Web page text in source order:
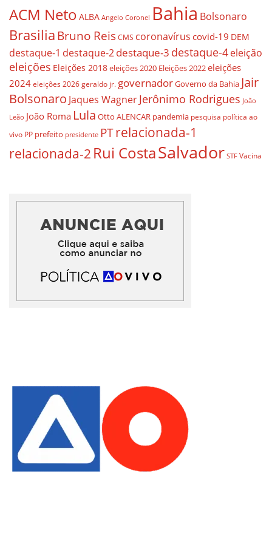
ACM Neto ALBA Angelo Coronel Bahia Bolsonaro
BrasiliaBruno ReisCMS coronavírus covid-19 DEM
destaque-1 destaque-2destaque-3 destaque-4eleição
eleições Eleições 2018eleições 2020 Eleições 2022eleições
2024 eleições 2026 geraldo jr. governadorGoverno da Bahia Jair
Bolsonaro Jaques WagnerJerônimo Rodrigues João
Leão João Roma Lula Otto ALENCAR pandemia pesquisa política ao
vivo PP prefeito presidente PTrelacionada-1
relacionada-2 Rui CostaSalvador STF Vacina